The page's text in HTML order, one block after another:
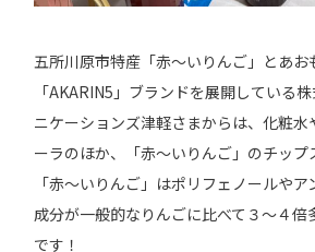
五所川原市特産「赤〜いりんご」とあお
「AKARIN5」ブランドを展開している
ニケーションズ津軽さまからは、化粧水
ーラのほか、「赤〜いりんご」のチップ
「赤〜いりんご」はポリフェノールや
成分が一般的なりんごに比べて３〜４倍
です！